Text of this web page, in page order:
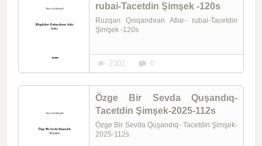
rubai-Tacetdin Şimşek -120s
Ruzqarı Qısqandıran Atlar- rubai-Tacetdin
Şimşek -120s
2302 0
Özge Bir Sevda Quşandıq-
Tacetdin Şimşek-2025-112s
Özge Bir Sevda Quşandıq- Tacetdin Şimşek-
2025-112s